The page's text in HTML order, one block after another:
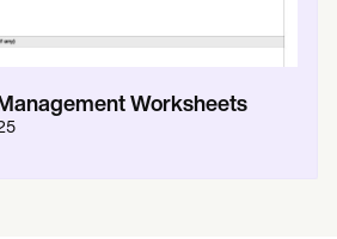
Worksheets